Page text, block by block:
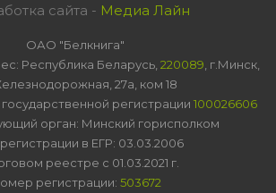
сайта - Медиа Лайн
ОАО "Белкнига"
Республика Беларусь, 220089 , г.Минск,
27а, ком 18
регистрации 100026606
орган: Минский горисполком
в ЕГР: 03.03.2006
реестре с 01.03.2021 г.
регистрации: 503672